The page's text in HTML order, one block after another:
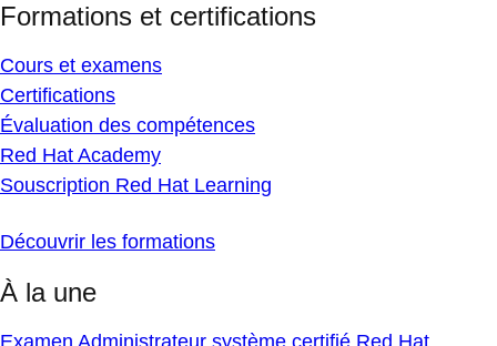
Formations et certifications
Cours et examens
Certifications
Évaluation des compétences
Red Hat Academy
Souscription Red Hat Learning
Découvrir les formations
À la une
Examen Administrateur système certifié Red Hat